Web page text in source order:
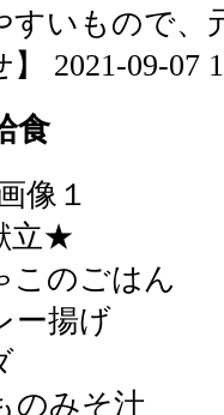
すいもので、
】 2021-09-07
食
立★
このごはん
ー揚げ
のみそ汁